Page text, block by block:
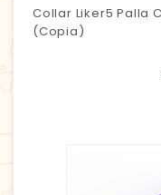
Collar Liker5 Palla
(Copia)